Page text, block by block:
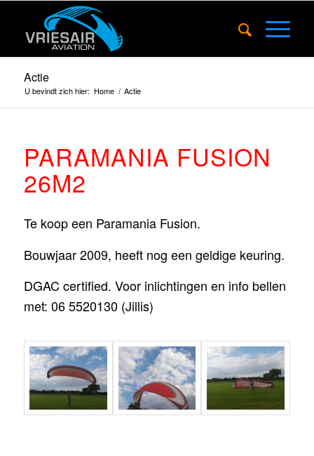
Actie
U bevindt zich hier: Home / Actie
PARAMANIA FUSION
26M2
Te koop een Paramania Fusion.
Bouwjaar 2009, heeft nog een geldige keuring.
DGAC certified. Voor inlichtingen en info bellen
met: 06 5520130 (Jillis)